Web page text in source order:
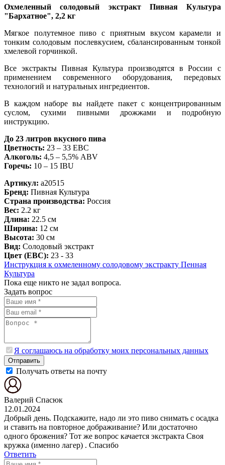
Охмеленный солодовый экстракт Пивная Культура
"Бархатное", 2,2 кг
Мягкое полутемное пиво с приятным вкусом карамели и
тонким солодовым послевкусием, сбалансированным тонкой
хмелевой горчинкой.
Все экстракты Пивная Культура производятся в России с
применением современного оборудования, передовых
технологий и натуральных ингредиентов.
В каждом наборе вы найдете пакет с концентрированным
суслом, сухими пивными дрожжами и подробную
инструкцию.
До 23 литров вкусного пива
Цветность: 23 – 33 EBC
Алкоголь: 4,5 – 5,5% ABV
Горечь: 10 – 15 IBU
Артикул: a20515
Бренд: Пивная Культура
Страна производства: Россия
Вес: 2.2 кг
Длина: 22.5 см
Ширина: 12 см
Высота: 30 см
Вид: Солодовый экстракт
Цвет (EBC): 23 - 33
Инструкция к охмеленному солодовому экстракту Пенная
Культура
Пока еще никто не задал вопроса.
Задать вопрос
Я соглашаюсь на обработку моих персональных данных
Отправить
Получать ответы на почту
Валерий Спасюк
12.01.2024
Добрый день. Подскажите, надо ли это пиво снимать с осадка
и ставить на повторное дображивание? Или достаточно
одного брожения? Тот же вопрос качается экстракта Своя
кружка (именно лагер) . Спасибо
Ответить